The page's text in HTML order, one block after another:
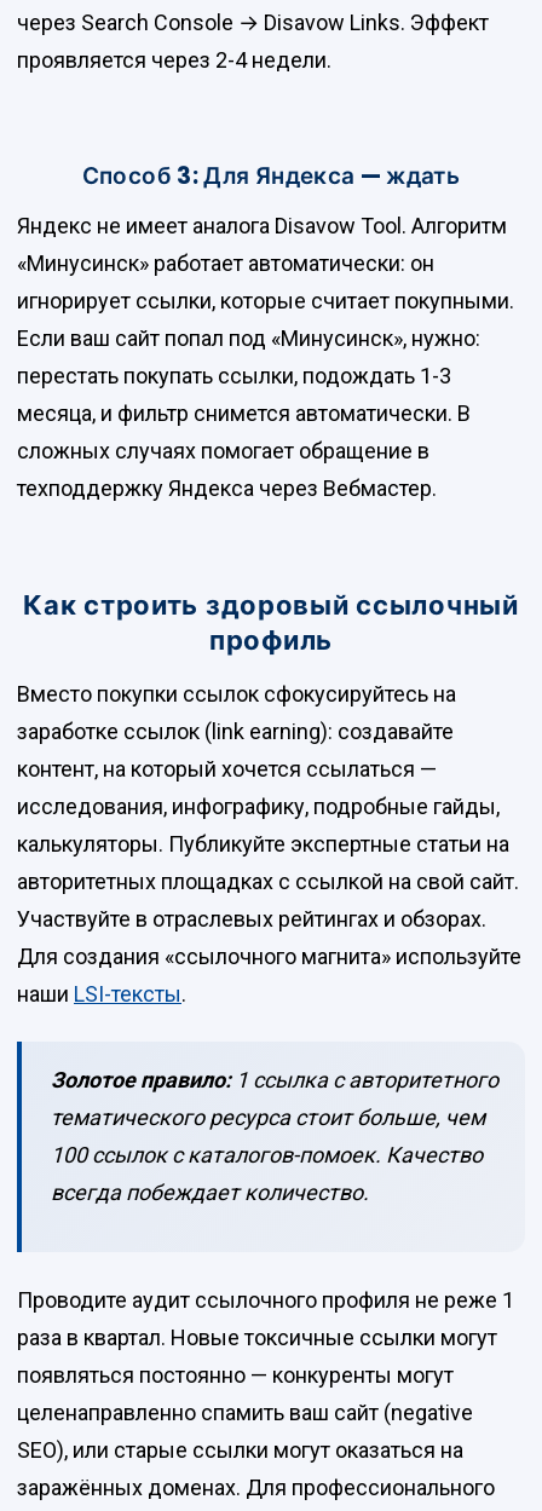
через Search Console → Disavow Links. Эффект
проявляется через 2-4 недели.
Способ 3: Для Яндекса — ждать
Яндекс не имеет аналога Disavow Tool. Алгоритм
«Минусинск» работает автоматически: он
игнорирует ссылки, которые считает покупными.
Если ваш сайт попал под «Минусинск», нужно:
перестать покупать ссылки, подождать 1-3
месяца, и фильтр снимется автоматически. В
сложных случаях помогает обращение в
техподдержку Яндекса через Вебмастер.
Как строить здоровый ссылочный
профиль
Вместо покупки ссылок сфокусируйтесь на
заработке ссылок (link earning): создавайте
контент, на который хочется ссылаться —
исследования, инфографику, подробные гайды,
калькуляторы. Публикуйте экспертные статьи на
авторитетных площадках с ссылкой на свой сайт.
Участвуйте в отраслевых рейтингах и обзорах.
Для создания «ссылочного магнита» используйте
наши LSI-тексты.
Золотое правило:1 ссылка с авторитетного
тематического ресурса стоит больше, чем
100 ссылок с каталогов-помоек. Качество
всегда побеждает количество.
Проводите аудит ссылочного профиля не реже 1
раза в квартал. Новые токсичные ссылки могут
появляться постоянно — конкуренты могут
целенаправленно спамить ваш сайт (negative
SEO), или старые ссылки могут оказаться на
заражённых доменах. Для профессионального